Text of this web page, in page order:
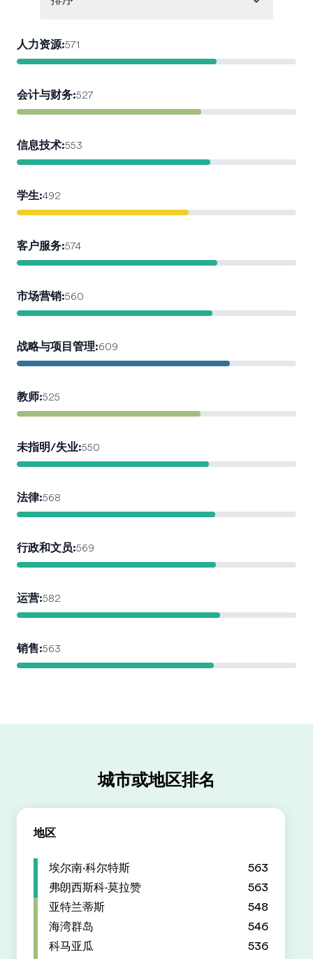
人力资源:571
会计与财务:527
信息技术:553
学生:492
客户服务:574
市场营销:560
战略与项目管理:609
教师:525
未指明/失业:550
法律:568
行政和文员:569
运营:582
销售:563
城市或地区排名
地区
埃尔南·科尔特斯
563
弗朗西斯科·莫拉赞
563
亚特兰蒂斯
548
海湾群岛
546
科马亚瓜
536